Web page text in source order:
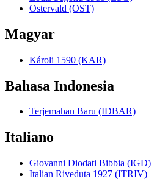
Ostervald (OST)
Magyar
Károli 1590 (KAR)
Bahasa Indonesia
Terjemahan Baru (IDBAR)
Italiano
Giovanni Diodati Bibbia (IGD)
Italian Riveduta 1927 (ITRIV)